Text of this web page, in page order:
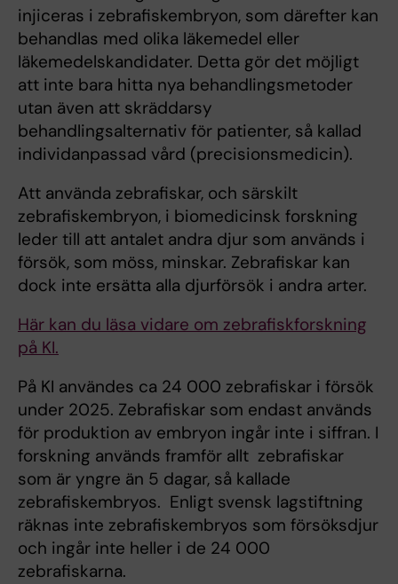
injiceras i zebrafiskembryon, som därefter kan
behandlas med olika läkemedel eller
läkemedelskandidater. Detta gör det möjligt
att inte bara hitta nya behandlingsmetoder
utan även att skräddarsy
behandlingsalternativ för patienter, så kallad
individanpassad vård (precisionsmedicin).
Att använda zebrafiskar, och särskilt
zebrafiskembryon, i biomedicinsk forskning
leder till att antalet andra djur som används i
försök, som möss, minskar. Zebrafiskar kan
dock inte ersätta alla djurförsök i andra arter.
Här kan du läsa vidare om zebrafiskforskning
på KI.
På KI användes ca 24 000 zebrafiskar i försök
under 2025. Zebrafiskar som endast används
för produktion av embryon ingår inte i siffran. I
forskning används framför allt zebrafiskar
som är yngre än 5 dagar, så kallade
zebrafiskembryos. Enligt svensk lagstiftning
räknas inte zebrafiskembryos som försöksdjur
och ingår inte heller i de 24 000
zebrafiskarna.